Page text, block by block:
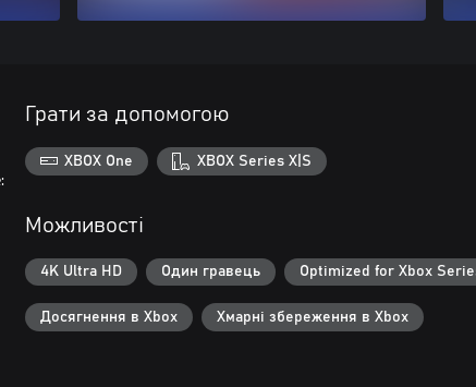
Грати за допомогою
XBOX One XBOX Series X|S
Можливості
4K Ultra HD Один гравець Optimized for Xbox
Досягнення в Xbox Хмарні збереження в Xbox